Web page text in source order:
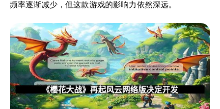
频率逐渐减少，但这款游戏的影响力依然深远。